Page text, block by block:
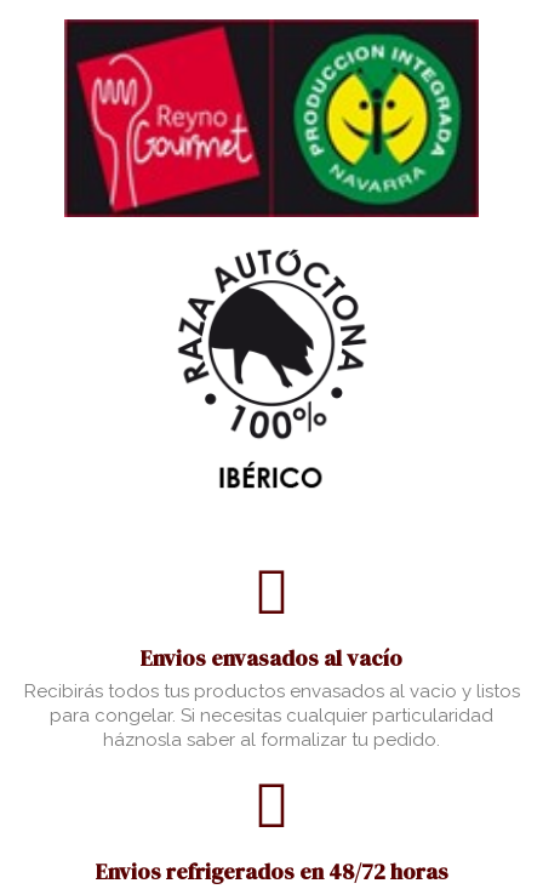
Envios envasados al vacío
Recibirás todos tus productos envasados al vacio y listos
para congelar. Si necesitas cualquier particularidad
háznosla saber al formalizar tu pedido.
Envios refrigerados en 48/72 horas